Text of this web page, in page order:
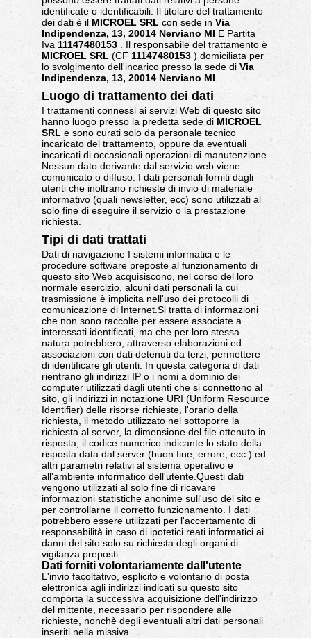
identificate o identificabili. Il titolare del trattamento
dei dati è il MICROEL SRL con sede in Via
Indipendenza, 13, 20014 Nerviano MI E Partita
Iva 11147480153
. Il responsabile del trattamento è
MICROEL SRL(CF 11147480153 ) domiciliata per
lo svolgimento dell'incarico presso la sede di Via
Indipendenza, 13, 20014 Nerviano MI
Luogo di trattamento dei dati
I trattamenti connessi ai servizi Web di questo sito
hanno luogo presso la predetta sede di MICROEL
SRL e sono curati solo da personale tecnico
incaricato del trattamento, oppure da eventuali
incaricati di occasionali operazioni di manutenzione.
Nessun dato derivante dal servizio web viene
comunicato o diffuso. I dati personali forniti dagli
utenti che inoltrano richieste di invio di materiale
informativo (quali newsletter, ecc) sono utilizzati al
solo fine di eseguire il servizio o la prestazione
richiesta.
Tipi di dati trattati
Dati di navigazione I sistemi informatici e le
procedure software preposte al funzionamento di
questo sito Web acquisiscono, nel corso del loro
normale esercizio, alcuni dati personali la cui
trasmissione è implicita nell'uso dei protocolli di
comunicazione di Internet.Si tratta di informazioni
che non sono raccolte per essere associate a
interessati identificati, ma che per loro stessa
natura potrebbero, attraverso elaborazioni ed
associazioni con dati detenuti da terzi, permettere
di identificare gli utenti. In questa categoria di dati
rientrano gli indirizzi IP o i nomi a dominio dei
computer utilizzati dagli utenti che si connettono al
sito, gli indirizzi in notazione URI (Uniform Resource
Identifier) delle risorse richieste, l'orario della
richiesta, il metodo utilizzato nel sottoporre la
richiesta al server, la dimensione del file ottenuto in
risposta, il codice numerico indicante lo stato della
risposta data dal server (buon fine, errore, ecc.) ed
altri parametri relativi al sistema operativo e
all'ambiente informatico dell'utente.Questi dati
vengono utilizzati al solo fine di ricavare
informazioni statistiche anonime sull'uso del sito e
per controllarne il corretto funzionamento. I dati
potrebbero essere utilizzati per l'accertamento di
responsabilità in caso di ipotetici reati informatici ai
danni del sito solo su richiesta degli organi di
vigilanza preposti.
Dati forniti volontariamente dall'utente
L'invio facoltativo, esplicito e volontario di posta
elettronica agli indirizzi indicati su questo sito
comporta la successiva acquisizione dell'indirizzo
del mittente, necessario per rispondere alle
richieste, nonchè degli eventuali altri dati personali
inseriti nella missiva.